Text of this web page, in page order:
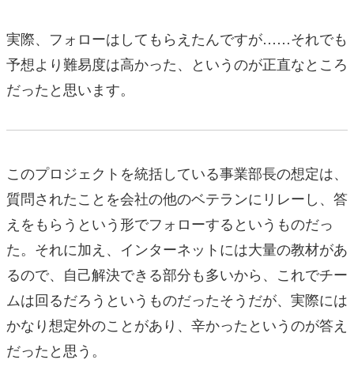
実際、フォローはしてもらえたんですが……それでも
予想より難易度は高かった、というのが正直なところ
だったと思います。
このプロジェクトを統括している事業部長の想定は、
質問されたことを会社の他のベテランにリレーし、答
えをもらうという形でフォローするというものだっ
た。それに加え、インターネットには大量の教材があ
るので、自己解決できる部分も多いから、これでチー
ムは回るだろうというものだったそうだが、実際には
かなり想定外のことがあり、辛かったというのが答え
だったと思う。